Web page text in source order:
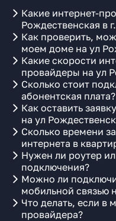
Какие интернет-
Рождественская в
Как проверить,
моем доме на ул
Какие скорости
провайдеры на ул
Сколько стоит
абонентская плата?
Как оставить
на ул
Сколько времени
интернета в
Нужен ли роутер
подключения?
Можно ли
мобильной связью
Что делать, если в
провайдера?